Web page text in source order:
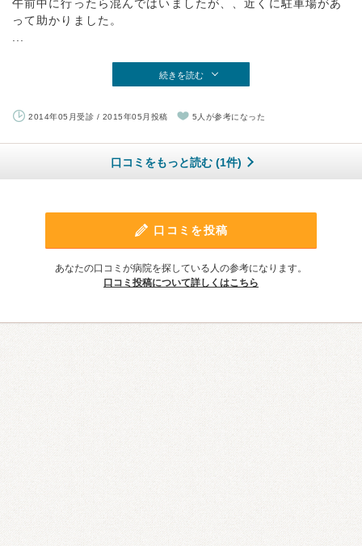
午前中に行ったら混んではいましたが、、近くに駐車場があ
って助かりました。
続きを読む
2014年05月受診 / 2015年05月投稿 5人が参考になった
口コミをもっと読む (1件)
口コミを投稿
あなたの口コミが病院を探している人の参考になります。
口コミ投稿について詳しくはこちら